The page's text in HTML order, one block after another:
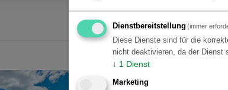
Dienstbereitstellung (immer
Diese Dienste sind für die
nicht deaktivieren, da der Dienst
↓ 1 Dienst
Marketing